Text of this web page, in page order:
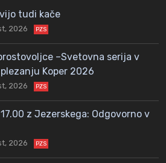
tudi kače
2026 PZS
–Svetovna serija v
Koper 2026
2026 PZS
z Jezerskega: Odgovorno v
2026 PZS